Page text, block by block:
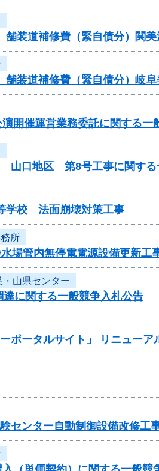
装道補修費（緊自債分）関
装道補修費（緊自債分）岐
開催運営業務委託に関する一
山口地区 第8号工事に関する
学校 法面崩壊対策工事
所
場管内無停電電源設備更新工
山県センター
達に関する一般競争入札公告
ポータルサイト」 リニュー
センター自動制御設備改修工